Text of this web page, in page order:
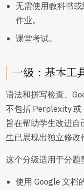
无需使用教科书
作业。
课堂考试。
一级：基本工
语法和拼写检查、
不包括 Perplexity 或
旨在帮助学生改进
生已展现出独立修改
这个分级适用于分题
使用 Google 文档